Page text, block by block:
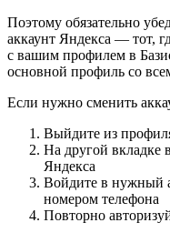
Поэтому обязательно
аккаунт Яндекса — тот,
с вашим профилем в
основной профиль со
Если нужно сменить
Выйдите из
На другой вкладке
Яндекса
Войдите в нужный
номером телефона
Повторно